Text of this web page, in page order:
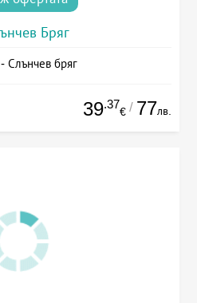
Бряг
Слънчев бряг
39.37
€ / 77лв.